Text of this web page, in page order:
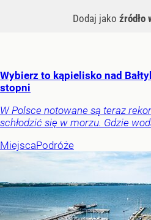
Dodaj jako źródło
Wybierz to kąpielisko nad
stopni
W Polsce notowane są teraz
schłodzić się w morzu. Gdzie
MiejscaPodróże